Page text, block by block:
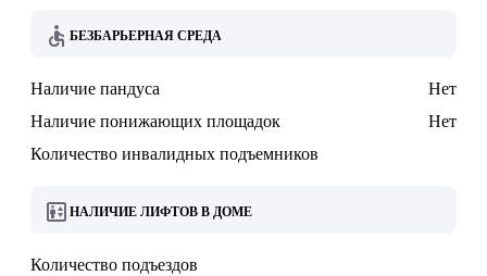
БЕЗБАРЬЕРНАЯ СРЕДА
Наличие пандуса
Нет
Наличие понижающих площадок
Нет
Количество инвалидных подъемников
НАЛИЧИЕ ЛИФТОВ В ДОМЕ
Количество подъездов